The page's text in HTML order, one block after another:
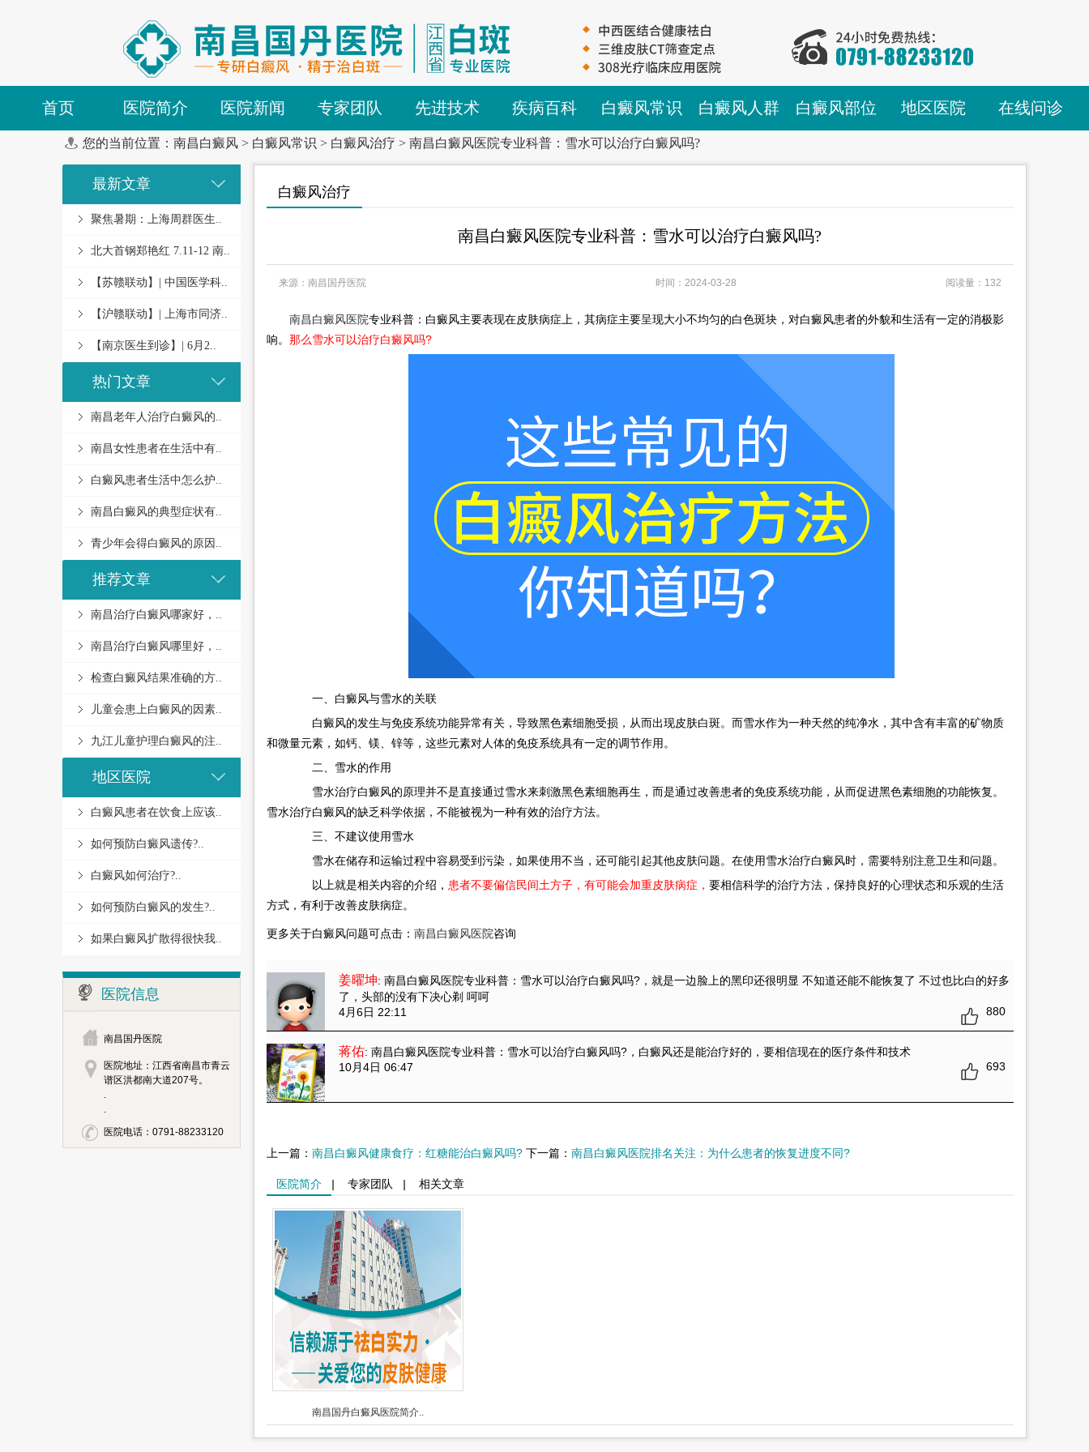
首页 医院简介 医院新闻 专家团队 先进技术 疾病百科 白癜风常识 白癜风人群 白癜风部位 地区医院 在线问诊
您的当前位置： 南昌白癜风 > 白癜风常识 > 白癜风治疗 > 南昌白癜风医院专业科普：雪水可以治疗白癜风吗?
最新文章
聚焦暑期：上海周群医生..
北大首钢郑艳红 7.11-12 南..
【苏赣联动】| 中国医学科..
【沪赣联动】| 上海市同济..
【南京医生到诊】| 6月2..
热门文章
南昌老年人治疗白癜风的..
南昌女性患者在生活中有..
白癜风患者生活中怎么护..
南昌白癜风的典型症状有..
青少年会得白癜风的原因..
推荐文章
南昌治疗白癜风哪家好，..
南昌治疗白癜风哪里好，..
检查白癜风结果准确的方..
儿童会患上白癜风的因素..
九江儿童护理白癜风的注..
地区医院
白癜风患者在饮食上应该..
如何预防白癜风遗传?..
白癜风如何治疗?..
如何预防白癜风的发生?..
如果白癜风扩散得很快我..
医院信息
南昌国丹医院
医院地址：江西省南昌市青云
谱区洪都南大道207号。
.
.
医院电话：0791-88233120
白癜风治疗
南昌白癜风医院专业科普：雪水可以治疗白癜风吗?
来源：南昌国丹医院 时间：2024-03-28 阅读量：132
南昌白癜风医院专业科普：白癜风主要表现在皮肤病症上，其病症主要呈现大小不均匀的白色斑块，对白癜风患者的外貌和生活有一定的消极影
响。 那么雪水可以治疗白癜风吗?
一、白癜风与雪水的关联
白癜风的发生与免疫系统功能异常有关，导致黑色素细胞受损，从而出现皮肤白斑。而雪水作为一种天然的纯净水，其中含有丰富的矿物质
和微量元素，如钙、镁、锌等，这些元素对人体的免疫系统具有一定的调节作用。
二、雪水的作用
雪水治疗白癜风的原理并不是直接通过雪水来刺激黑色素细胞再生，而是通过改善患者的免疫系统功能，从而促进黑色素细胞的功能恢复。
雪水治疗白癜风的缺乏科学依据，不能被视为一种有效的治疗方法。
三、不建议使用雪水
雪水在储存和运输过程中容易受到污染，如果使用不当，还可能引起其他皮肤问题。在使用雪水治疗白癜风时，需要特别注意卫生和问题。
以上就是相关内容的介绍， 患者不要偏信民间土方子，有可能会加重皮肤病症， 要相信科学的治疗方法，保持良好的心理状态和乐观的生活
方式，有利于改善皮肤病症。
更多关于白癜风问题可点击： 南昌白癜风医院咨询
姜曜坤: 南昌白癜风医院专业科普：雪水可以治疗白癜风吗? ，就是一边脸上的黑印还很明显 不知道还能不能恢复了 不过也比白的好多
了，头部的没有下决心剃 呵呵
4月6日 22:11
880
蒋佑: 南昌白癜风医院专业科普：雪水可以治疗白癜风吗? ，白癜风还是能治疗好的，要相信现在的医疗条件和技术
10月4日 06:47
693
上一篇： 南昌白癜风健康食疗：红糖能治白癜风吗?下一篇： 南昌白癜风医院排名关注：为什么患者的恢复进度不同?
医院简介 | 专家团队 | 相关文章
南昌国丹白癜风医院简介..